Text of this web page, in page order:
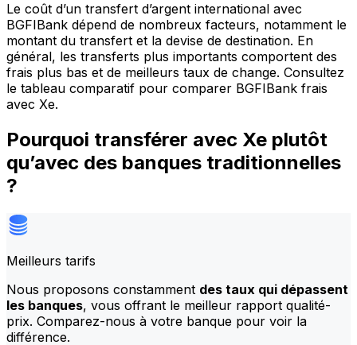
Le coût d’un transfert d’argent international avec
BGFIBank dépend de nombreux facteurs, notamment le
montant du transfert et la devise de destination. En
général, les transferts plus importants comportent des
frais plus bas et de meilleurs taux de change. Consultez
le tableau comparatif pour comparer BGFIBank frais
avec Xe.
Pourquoi transférer avec Xe plutôt
qu’avec des banques traditionnelles
?
Meilleurs tarifs
Nous proposons constamment des taux qui dépassent
les banques, vous offrant le meilleur rapport qualité-
prix. Comparez-nous à votre banque pour voir la
différence.